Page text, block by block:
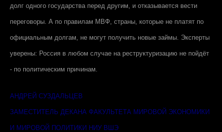
долг одного государства перед другим, и отказывается вести
переговоры. А по правилам МВФ, страны, которые не платят по
официальным долгам, не могут получить новые займы. Эксперты
уверены: Россия в любом случае на реструктуризацию не пойдёт
- по политическим причинам.
АНДРЕЙ СУЗДАЛЬЦЕВ
ЗАМЕСТИТЕЛЬ ДЕКАНА ФАКУЛЬТЕТА МИРОВОЙ ЭКОНОМИКИ
И МИРОВОЙ ПОЛИТИКИ НИУ ВШЭ